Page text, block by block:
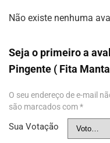
Não existe nenhuma
Seja o primeiro a
Pingente ( Fita
O seu endereço de e-mail
são marcados com*
Sua Votação